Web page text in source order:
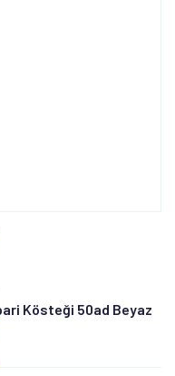
Kösteği 50ad Beyaz